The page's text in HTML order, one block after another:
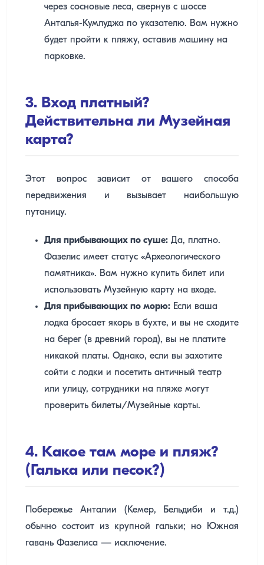
через сосновые леса, свернув с шоссе
Анталья-Кумлуджа по указателю. Вам нужно
будет пройти к пляжу, оставив машину на
парковке.
3. Вход платный?
Действительна ли Музейная
карта?
Этот вопрос зависит от вашего способа
передвижения и вызывает наибольшую
путаницу.
Для прибывающих по суше: Да, платно.
Фазелис имеет статус «Археологического
памятника». Вам нужно купить билет или
использовать Музейную карту на входе.
Для прибывающих по морю: Если ваша
лодка бросает якорь в бухте, и вы не сходите
на берег (в древний город), вы не платите
никакой платы. Однако, если вы захотите
сойти с лодки и посетить античный театр
или улицу, сотрудники на пляже могут
проверить билеты/Музейные карты.
4. Какое там море и пляж?
(Галька или песок?)
Побережье Анталии (Кемер, Бельдиби и т.д.)
обычно состоит из крупной гальки; но Южная
гавань Фазелиса — исключение.